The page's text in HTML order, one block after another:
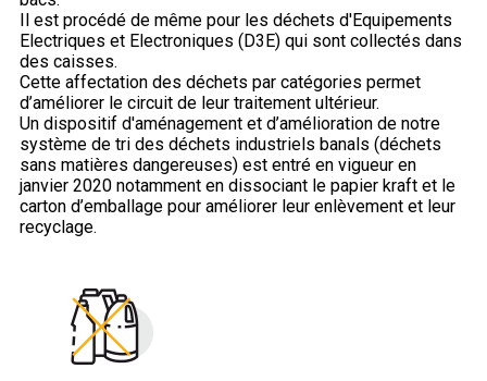
Il est procédé de même pour les déchets d'Equipements
Electriques et Electroniques (D3E) qui sont collectés dans
des caisses.
Cette affectation des déchets par catégories permet
d’améliorer le circuit de leur traitement ultérieur.
Un dispositif d'aménagement et d’amélioration de notre
système de tri des déchets industriels banals (déchets
sans matières dangereuses) est entré en vigueur en
janvier 2020 notamment en dissociant le papier kraft et le
carton d’emballage pour améliorer leur enlèvement et leur
recyclage.